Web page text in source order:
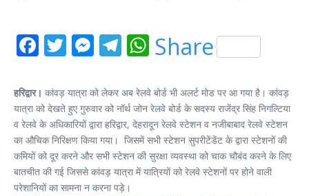
Facebook
Twitter
Messenger
Telegram
WhatsApp
Share
हरिद्वार। कांवड़ यात्रा को लेकर अब रेलवे बोर्ड भी अलर्ट मोड पर आ गया है। कांवड़
यात्रा को देखते हुए गुरुवार को नॉर्थ जोन रेलवे बोर्ड के सदस्य राजेंद्र सिंह निगल्टिया
व रेलवे के अधिकारियों द्वारा हरिद्वार, देहरादून रेलवे स्टेशन व नजीबाबाद रेलवे स्टेशन
का औचिक निरिक्षण किया गया। जिसमें सभी स्टेशन सुपरीटेंडेंट के द्वारा स्टेशनों की
कमियों को दूर करने और सभी स्टेशन की सुरक्षा व्यवस्था को चाक चौबंद करने के लिए
बातचीत की गई जिससे कांवड़ यात्रा में यात्रियों को रेलवे स्टेशनों पर होने वाली
परेशानियों का सामना न करना पड़े।